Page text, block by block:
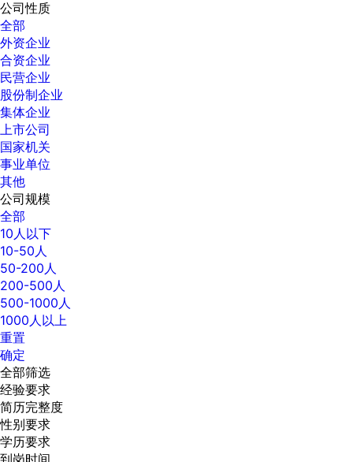
公司性质
全部
外资企业
合资企业
民营企业
股份制企业
集体企业
上市公司
国家机关
事业单位
其他
公司规模
全部
10人以下
10-50人
50-200人
200-500人
500-1000人
1000人以上
重置
确定
全部筛选
经验要求
简历完整度
性别要求
学历要求
到岗时间